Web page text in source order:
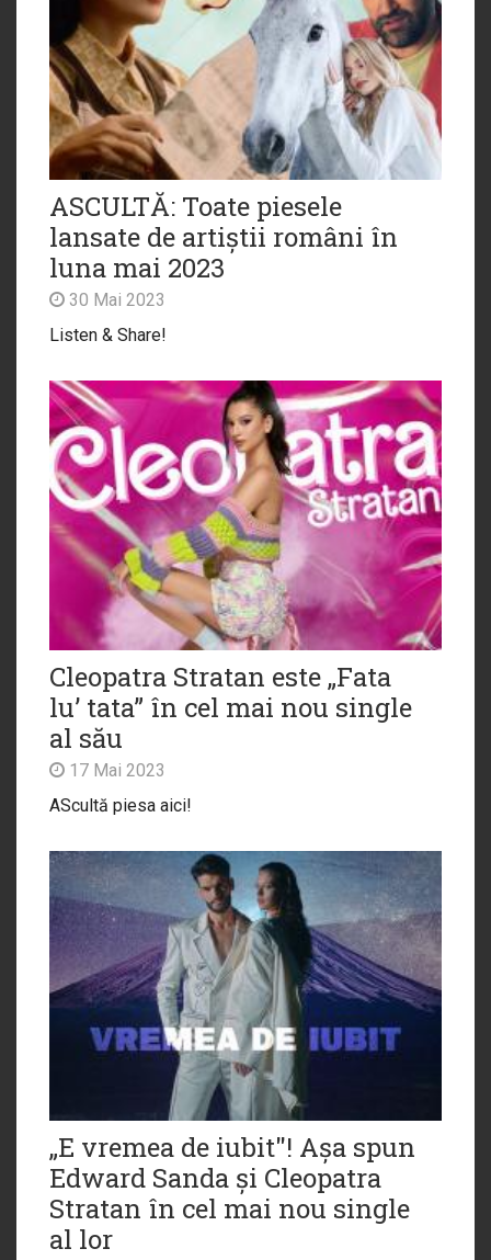
ASCULTĂ: Toate piesele
lansate de artiștii români în
luna mai 2023
30 Mai 2023
Listen & Share!
Cleopatra Stratan este „Fata
lu’ tata” în cel mai nou single
al său
17 Mai 2023
AScultă piesa aici!
„E vremea de iubit"! Așa spun
Edward Sanda și Cleopatra
Stratan în cel mai nou single
al lor